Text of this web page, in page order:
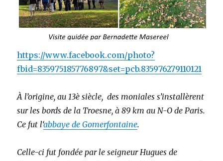
https://www.facebook.com/photo?
fbid=835975185776897&set=pcb.835976279110121
À l’origine, au 13è siècle, des moniales s’installèrent
sur les bords de la Troesne, à 89 km au N-O de Paris.
Ce fut l‘abbaye de Gomerfontaine.
Celle-ci fut fondée par le seigneur Hugues de